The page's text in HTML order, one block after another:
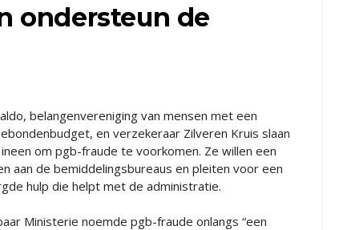
ondersteun de
belangenvereniging van mensen met een
en verzekeraar Zilveren Kruis slaan
om pgb-fraude te voorkomen. Ze willen een
aan de bemiddelingsbureaus en pleiten voor een
hulp die helpt met de administratie.
Ministerie noemde pgb-fraude onlangs “een